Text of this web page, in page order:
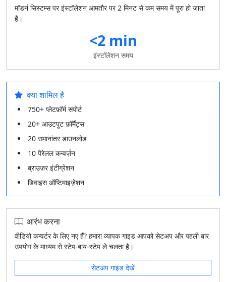
मॉडर्न सिस्टम्स पर इंस्टॉलेशन आमतौर पर 2 मिनट से कम समय में पूरा हो जाता
है।
<2 min
इंस्टॉलेशन समय
क्या शामिल है
750+ प्लेटफ़ॉर्म सपोर्ट
20+ आउटपुट फ़ॉर्मैट्स
20 समानांतर डाउनलोड
10 पैरेलल कन्वर्ज़न
ब्राउज़र इंटीग्रेशन
डिवाइस ऑप्टिमाइज़ेशन
आरंभ करना
वीडियो कन्वर्टर के लिए नए हैं? हमारा व्यापक गाइड आपको सेटअप और पहली बार
उपयोग के माध्यम से स्टेप‑बाय‑स्टेप ले चलता है।
सेटअप गाइड देखें